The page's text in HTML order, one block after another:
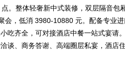
。整体轻奢新中式装修，双层隔音包
会，低消 3980-10880 元。配备专业
吃齐全，可对接酒店中餐一站式宴请
谈、商务答谢、高端圈层私宴，酒店